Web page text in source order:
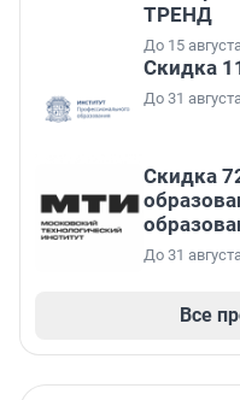
ТРЕНД
До 15
Скидка
До 31
Скидка
До 31
Все